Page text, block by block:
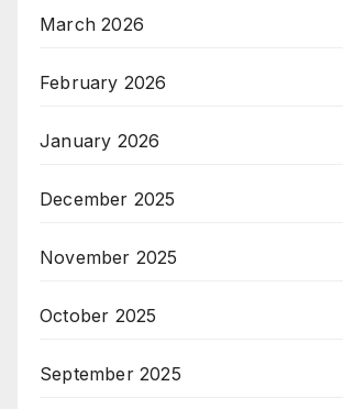
March 2026
February 2026
January 2026
December 2025
November 2025
October 2025
September 2025